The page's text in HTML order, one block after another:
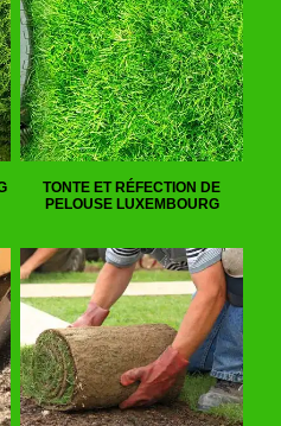
TONTE ET RÉFECTION DE
PELOUSE LUXEMBOURG